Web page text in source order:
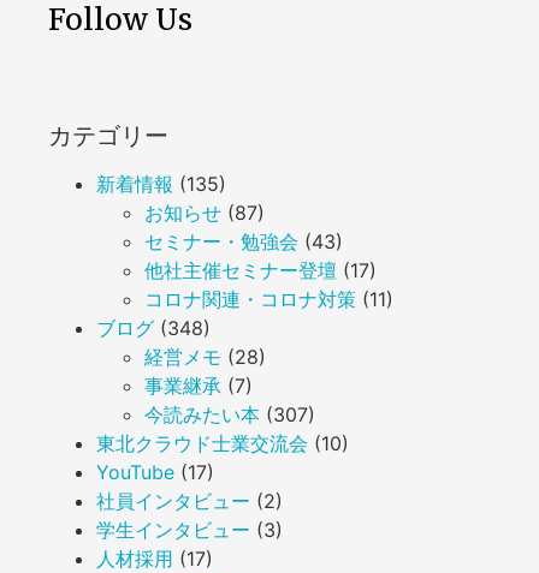
Follow Us
カテゴリー
新着情報 (135)
お知らせ (87)
セミナー・勉強会 (43)
他社主催セミナー登壇 (17)
コロナ関連・コロナ対策 (11)
ブログ (348)
経営メモ (28)
事業継承 (7)
今読みたい本 (307)
東北クラウド士業交流会 (10)
YouTube (17)
社員インタビュー (2)
学生インタビュー (3)
人材採用 (17)